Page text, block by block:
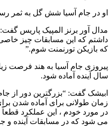
او در جام آسیا شش گل به ثمر
مدال آور برنز المپیک پاریس
داشتم که این مسابقات چیز
که بازیکن تورنمنت شوم.”
پیروزی جام آسیا به هند فرصت
سال آینده آماده شود.
ابیشک گفت: “بزرگترین دور از
زمان طولانی برای آماده شدن
در مورد خودم ، این عملکرد
می شود که در مسابقات آینده و